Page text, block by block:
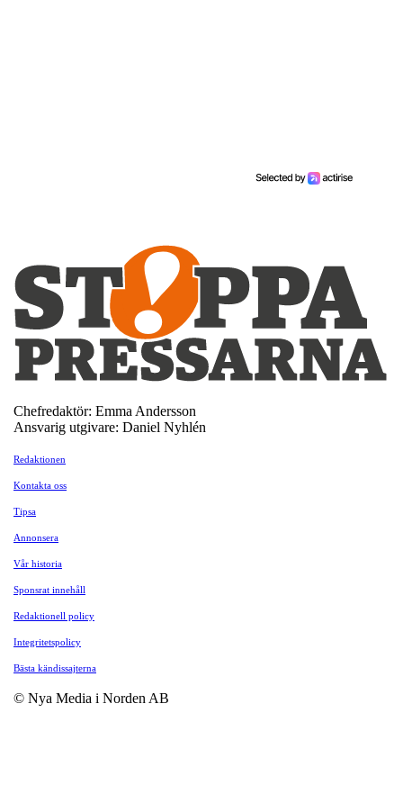
Chefredaktör: Emma Andersson
Ansvarig utgivare: Daniel Nyhlén
Redaktionen
Kontakta oss
Tipsa
Annonsera
Vår historia
Sponsrat innehåll
Redaktionell policy
Integritetspolicy
Bästa kändissajterna
© Nya Media i Norden AB